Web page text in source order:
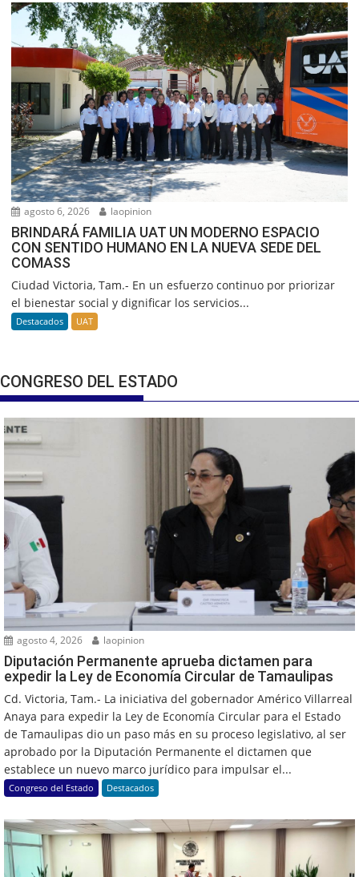
agosto 6, 2026 laopinion
BRINDARÁ FAMILIA UAT UN MODERNO ESPACIO
CON SENTIDO HUMANO EN LA NUEVA SEDE DEL
COMASS
Ciudad Victoria, Tam.- En un esfuerzo continuo por priorizar
el bienestar social y dignificar los servicios...
Destacados UAT
CONGRESO DEL ESTADO
agosto 4, 2026 laopinion
Diputación Permanente aprueba dictamen para
expedir la Ley de Economía Circular de Tamaulipas
Cd. Victoria, Tam.- La iniciativa del gobernador Américo Villarreal
Anaya para expedir la Ley de Economía Circular para el Estado
de Tamaulipas dio un paso más en su proceso legislativo, al ser
aprobado por la Diputación Permanente el dictamen que
establece un nuevo marco jurídico para impulsar el...
Congreso del Estado Destacados